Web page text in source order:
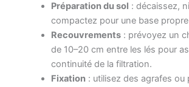
Préparation du sol : décaissez,
compactez pour une base
Recouvrements: prévoyez un
de 10–20 cm entre les lés pour
continuité de la filtration.
Fixation: utilisez des agrafes ou